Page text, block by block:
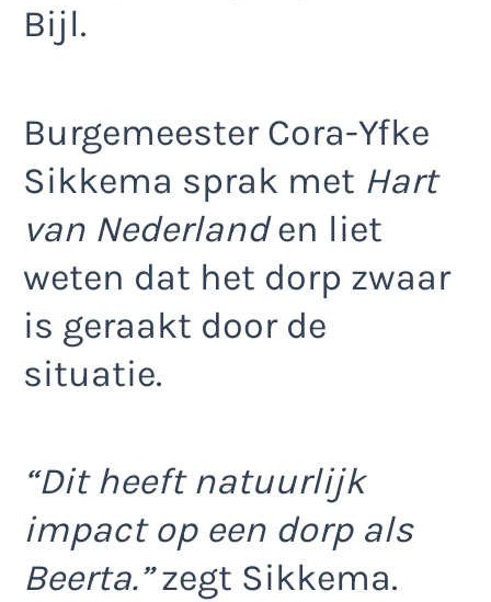
Bijl.
Burgemeester Cora-Yfke
Sikkema sprak met Hart
van Nederlanden liet
weten dat het dorp zwaar
is geraakt door de
situatie.
“Dit heeft natuurlijk
impact op een dorp als
Beerta.”zegt Sikkema.